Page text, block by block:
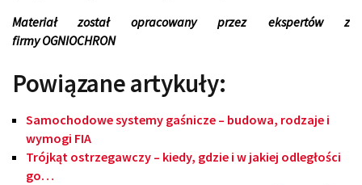
Materiał został opracowany przez ekspertów z
firmy OGNIOCHRON
Powiązane artykuły:
Samochodowe systemy gaśnicze – budowa, rodzaje i
wymogi FIA
Trójkąt ostrzegawczy – kiedy, gdzie i w jakiej odległości
go…